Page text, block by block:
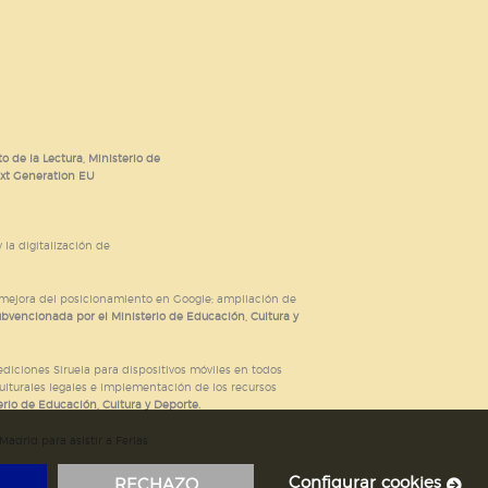
de la Lectura, Ministerio de
Generation EU
la digitalización de
del posicionamiento en Google; ampliación de
por el Ministerio de Educación, Cultura y
Siruela para dispositivos móviles en todos
legales e implementación de los recursos
de Educación, Cultura y Deporte.
RECHAZO Configurar cookies